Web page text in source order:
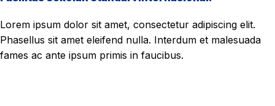
Lorem ipsum dolor sit amet, consectetur adipiscing elit.
Phasellus sit amet eleifend nulla. Interdum et malesuada
fames ac ante ipsum primis in faucibus.